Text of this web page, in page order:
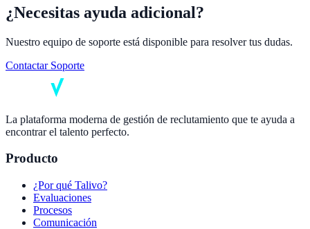
¿Necesitas ayuda adicional?
Nuestro equipo de soporte está disponible para resolver tus dudas.
Contactar Soporte
La plataforma moderna de gestión de reclutamiento que te ayuda a
encontrar el talento perfecto.
Producto
¿Por qué Talivo?
Evaluaciones
Procesos
Comunicación